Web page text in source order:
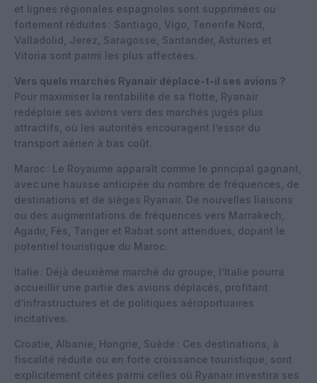
et lignes régionales espagnoles sont supprimées ou
fortement réduites : Santiago, Vigo, Tenerife Nord,
Valladolid, Jerez, Saragosse, Santander, Asturies et
Vitoria sont parmi les plus affectées.
Vers quels marchés Ryanair déplace-t-il ses avions ?
Pour maximiser la rentabilité de sa flotte, Ryanair
redéploie ses avions vers des marchés jugés plus
attractifs, où les autorités encouragent l’essor du
transport aérien à bas coût.
Maroc : Le Royaume apparaît comme le principal gagnant,
avec une hausse anticipée du nombre de fréquences, de
destinations et de sièges Ryanair. De nouvelles liaisons
ou des augmentations de fréquences vers Marrakech,
Agadir, Fès, Tanger et Rabat sont attendues, dopant le
potentiel touristique du Maroc.
Italie : Déjà deuxième marché du groupe, l’Italie pourra
accueillir une partie des avions déplacés, profitant
d’infrastructures et de politiques aéroportuaires
incitatives.
Croatie, Albanie, Hongrie, Suède : Ces destinations, à
fiscalité réduite ou en forte croissance touristique, sont
explicitement citées parmi celles où Ryanair investira ses